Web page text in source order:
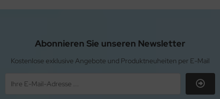
Abonnieren Sie unseren Newsletter
Kostenlose exklusive Angebote und Produktneuheiten per E-Mail